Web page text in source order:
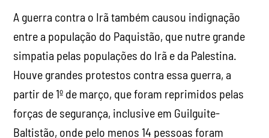
A guerra contra o Irã também causou indignação
entre a população do Paquistão, que nutre grande
simpatia pelas populações do Irã e da Palestina.
Houve grandes protestos contra essa guerra, a
partir de 1º de março, que foram reprimidos pelas
forças de segurança, inclusive em Guilguite-
Baltistão, onde pelo menos 14 pessoas foram